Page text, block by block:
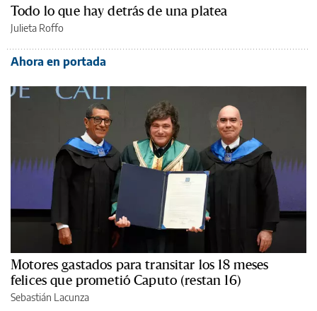
Todo lo que hay detrás de una platea
Julieta Roffo
Ahora en portada
Motores gastados para transitar los 18 meses
felices que prometió Caputo (restan 16)
Sebastián Lacunza